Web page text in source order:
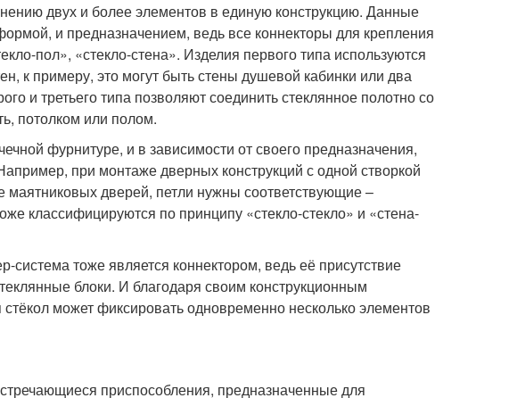
двух и более элементов в единую конструкцию. Данные
и предназначением, ведь все коннекторы для крепления
пол», «стекло-стена». Изделия первого типа используются
к примеру, это могут быть стены душевой кабинки или два
и третьего типа позволяют соединить стеклянное полотно со
потолком или полом.
фурнитуре, и в зависимости от своего предназначения,
при монтаже дверных конструкций с одной створкой
маятниковых дверей, петли нужны соответствующие –
классифицируются по принципу «стекло-стекло» и «стена-
система тоже является коннектором, ведь её присутствие
блоки. И благодаря своим конструкционным
может фиксировать одновременно несколько элементов
приспособления, предназначенные для